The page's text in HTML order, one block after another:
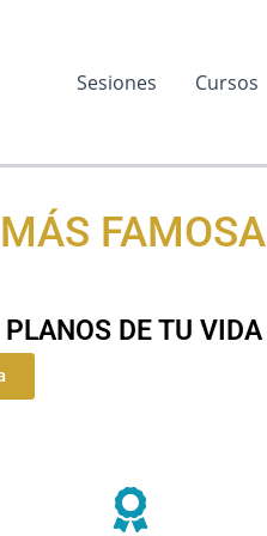
Sesiones Cursos
FAMOSA
PLANOS DE TU VIDA